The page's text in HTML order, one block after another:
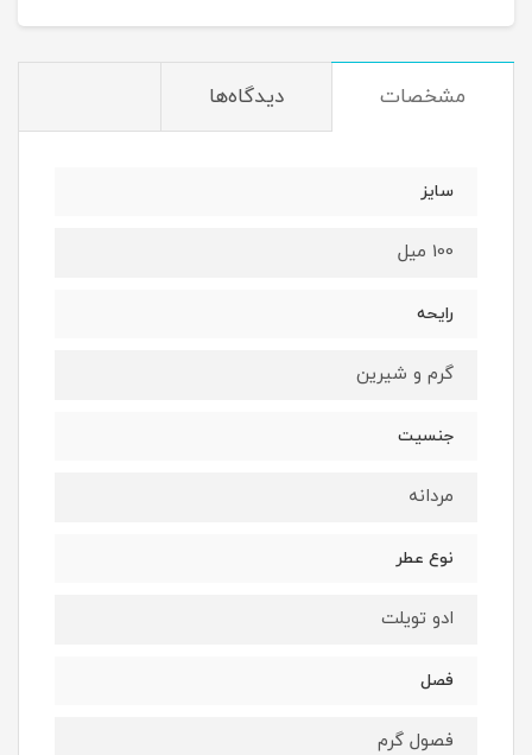
مشخصات دیدگاه‌ها
سایز
100 میل
رایحه
گرم و شیرین
جنسیت
مردانه
نوع عطر
ادو تویلت
فصل
فصول گرم